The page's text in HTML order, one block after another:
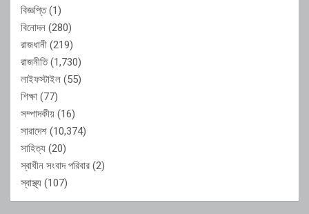
বিজ্ঞপ্তি(1)
বিনোদন (280)
রাজধানী (219)
রাজনীতি(1,730)
লাইফস্টাইল (55)
শিক্ষা (77)
সম্পাদকীয় (16)
সারাদেশ (10,374)
সাহিত্য (20)
স্বাধীন সংবাদ পরিবার (2)
স্বাস্থ্য (107)